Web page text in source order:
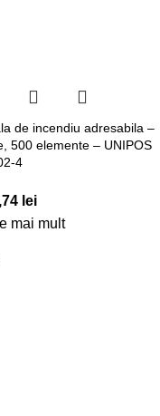
de incendiu adresabila –
500 elemente – UNIPOS
4
lei
mai mult